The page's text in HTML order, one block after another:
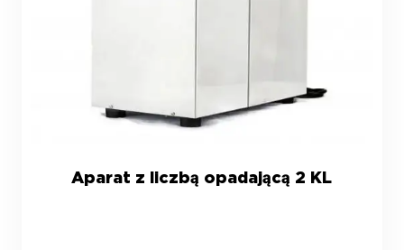
Aparat z liczbą opadającą 2 KL